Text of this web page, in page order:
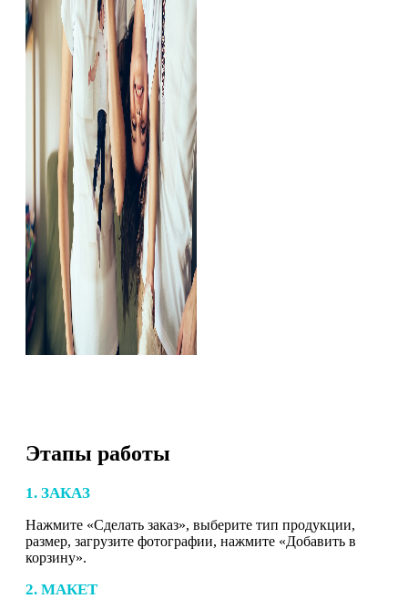
Этапы работы
1. ЗАКАЗ
Нажмите «Сделать заказ», выберите тип продукции,
размер, загрузите фотографии, нажмите «Добавить в
корзину».
2. МАКЕТ